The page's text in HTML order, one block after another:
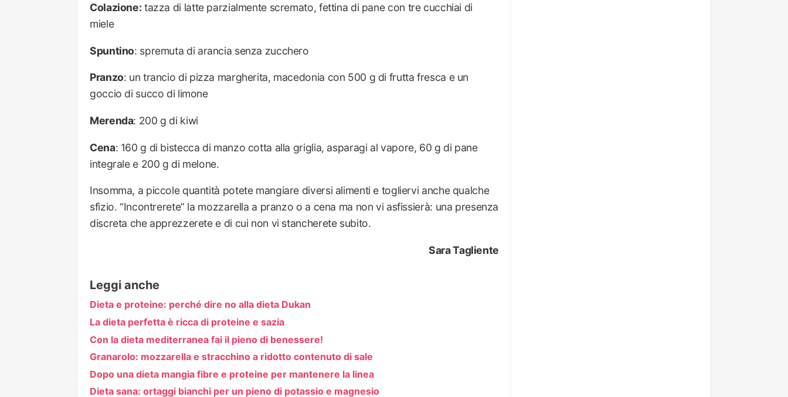
Colazione: tazza di latte parzialmente scremato, fettina di pane con tre cucchiai di
miele
Spuntino: spremuta di arancia senza zucchero
Pranzo: un trancio di pizza margherita, macedonia con 500 g di frutta fresca e un
goccio di succo di limone
Merenda: 200 g di kiwi
Cena: 160 g di bistecca di manzo cotta alla griglia, asparagi al vapore, 60 g di pane
integrale e 200 g di melone.
Insomma, a piccole quantità potete mangiare diversi alimenti e togliervi anche qualche
sfizio. “Incontrerete” la mozzarella a pranzo o a cena ma non vi asfissierà: una presenza
discreta che apprezzerete e di cui non vi stancherete subito.
Sara Tagliente
Leggi anche
Dieta e proteine: perché dire no alla dieta Dukan
La dieta perfetta è ricca di proteine e sazia
Con la dieta mediterranea fai il pieno di benessere!
Granarolo: mozzarella e stracchino a ridotto contenuto di sale
Dopo una dieta mangia fibre e proteine per mantenere la linea
Dieta sana: ortaggi bianchi per un pieno di potassio e magnesio